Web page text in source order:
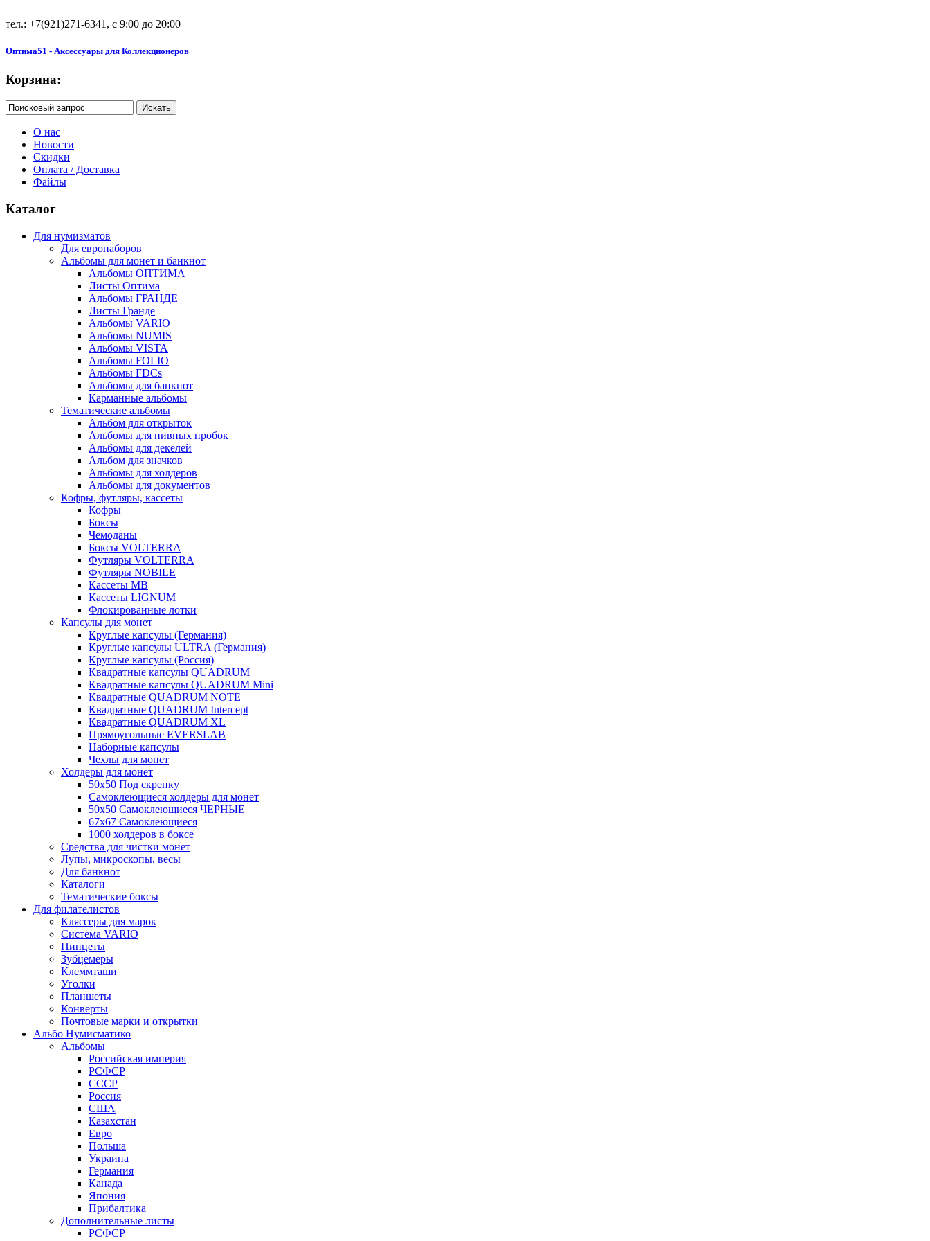
тел.: +7(921)271-6341, с 9:00 до 20:00
Оптима51 - Аксессуары для Коллекционеров
Корзина:
О нас
Новости
Скидки
Оплата / Доставка
Файлы
Каталог
Для нумизматов
Для евронаборов
Альбомы для монет и банкнот
Альбомы ОПТИМА
Листы Оптима
Альбомы ГРАНДЕ
Листы Гранде
Альбомы VARIO
Альбомы NUMIS
Альбомы VISTA
Альбомы FOLIO
Альбомы FDCs
Альбомы для банкнот
Карманные альбомы
Тематические альбомы
Альбом для открыток
Альбомы для пивных пробок
Альбомы для декелей
Альбом для значков
Альбомы для холдеров
Альбомы для документов
Кофры, футляры, кассеты
Кофры
Боксы
Чемоданы
Боксы VOLTERRA
Футляры VOLTERRA
Футляры NOBILE
Кассеты МВ
Кассеты LIGNUM
Флокированные лотки
Капсулы для монет
Круглые капсулы (Германия)
Круглые капсулы ULTRA (Германия)
Круглые капсулы (Россия)
Квадратные капсулы QUADRUM
Квадратные капсулы QUADRUM Mini
Квадратные QUADRUM NOTE
Квадратные QUADRUM Intercept
Квадратные QUADRUM XL
Прямоугольные EVERSLAB
Наборные капсулы
Чехлы для монет
Холдеры для монет
50х50 Под скрепку
Самоклеющиеся холдеры для монет
50х50 Самоклеющиеся ЧЕРНЫЕ
67x67 Самоклеющиеся
1000 холдеров в боксе
Средства для чистки монет
Лупы, микроскопы, весы
Для банкнот
Каталоги
Тематические боксы
Для филателистов
Кляссеры для марок
Система VARIO
Пинцеты
Зубцемеры
Клеммташи
Уголки
Планшеты
Конверты
Почтовые марки и открытки
Альбо Нумисматико
Альбомы
Российская империя
РСФСР
СССР
Россия
США
Казахстан
Евро
Польша
Украина
Германия
Канада
Япония
Прибалтика
Дополнительные листы
РСФСР